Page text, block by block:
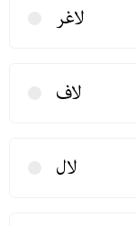
لاغر
لاف
لال